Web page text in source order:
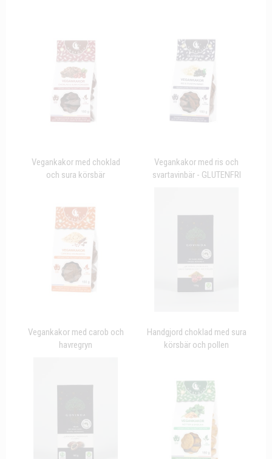
Vegankakor med choklad
och sura körsbär
Vegankakor med ris och
svartavinbär - GLUTENFRI
Vegankakor med carob och
havregryn
Handgjord choklad med sura
körsbär och pollen